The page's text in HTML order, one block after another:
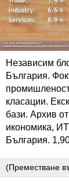
Независим
България.
класации.
бази. Архив
икономика, ИТ
България.